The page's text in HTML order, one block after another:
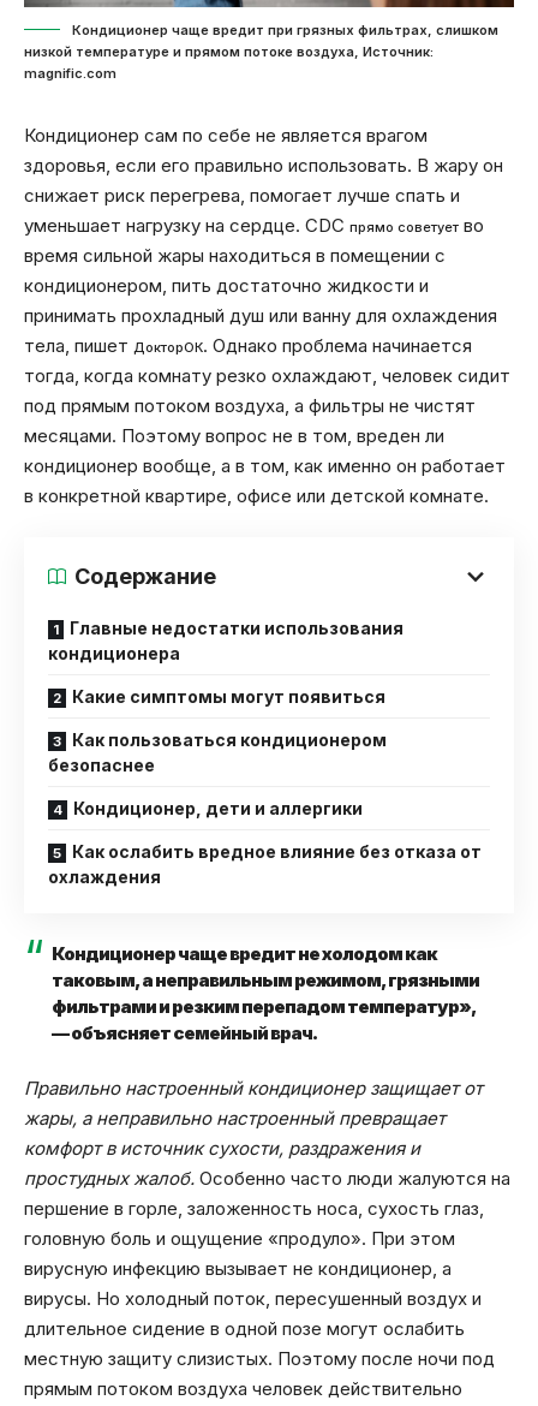
Кондиционер чаще вредит при грязных фильтрах, слишком
низкой температуре и прямом потоке воздуха, Источник:
magnific.com
Кондиционер сам по себе не является врагом
здоровья, если его правильно использовать. В жару он
снижает риск перегрева, помогает лучше спать и
уменьшает нагрузку на сердце. CDC прямо советует во
время сильной жары находиться в помещении с
кондиционером, пить достаточно жидкости и
принимать прохладный душ или ванну для охлаждения
тела, пишет ДокторОК. Однако проблема начинается
тогда, когда комнату резко охлаждают, человек сидит
под прямым потоком воздуха, а фильтры не чистят
месяцами. Поэтому вопрос не в том, вреден ли
кондиционер вообще, а в том, как именно он работает
в конкретной квартире, офисе или детской комнате.
Содержание
Главные недостатки использования
кондиционера
Какие симптомы могут появиться
Как пользоваться кондиционером
безопаснее
Кондиционер, дети и аллергики
Как ослабить вредное влияние без отказа от
охлаждения
Кондиционер чаще вредит не холодом как
таковым, а неправильным режимом, грязными
фильтрами и резким перепадом температур»,
— объясняет семейный врач.
Правильно настроенный кондиционер защищает от
жары, а неправильно настроенный превращает
комфорт в источник сухости, раздражения и
простудных жалоб. Особенно часто люди жалуются на
першение в горле, заложенность носа, сухость глаз,
головную боль и ощущение «продуло». При этом
вирусную инфекцию вызывает не кондиционер, а
вирусы. Но холодный поток, пересушенный воздух и
длительное сидение в одной позе могут ослабить
местную защиту слизистых. Поэтому после ночи под
прямым потоком воздуха человек действительно